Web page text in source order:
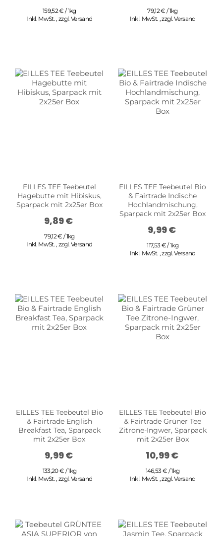
159,52 € / 1kg
Inkl. MwSt.,zzgl.Versand
79,12 € / 1kg
Inkl. MwSt. ,zzgl.Versand
EILLES TEE Teebeutel
Hagebutte mit Hibiskus,
Sparpack mit 2x25er Box
9,89 €
79,12 € / 1kg
Inkl. MwSt.,zzgl.Versand
EILLES TEE Teebeutel Bio
& Fairtrade Indische
Hochlandmischung,
Sparpack mit 2x25er Box
9,99 €
117,53 € / 1kg
Inkl. MwSt. ,zzgl.Versand
EILLES TEE Teebeutel Bio
& Fairtrade English
Breakfast Tea, Sparpack
mit 2x25er Box
9,99 €
133,20 € / 1kg
Inkl. MwSt. ,zzgl.Versand
EILLES TEE Teebeutel Bio
& Fairtrade Grüner Tee
Zitrone-Ingwer, Sparpack
mit 2x25er Box
10,99 €
146,53 € / 1kg
Inkl. MwSt. ,zzgl.Versand